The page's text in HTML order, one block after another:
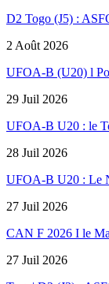
D2 Togo (J5) :
2 Août 2026
UFOA-B (U20) l
29 Juil 2026
UFOA-B U20 : le
28 Juil 2026
UFOA-B U20 : Le
27 Juil 2026
CAN F 2026 I le
27 Juil 2026